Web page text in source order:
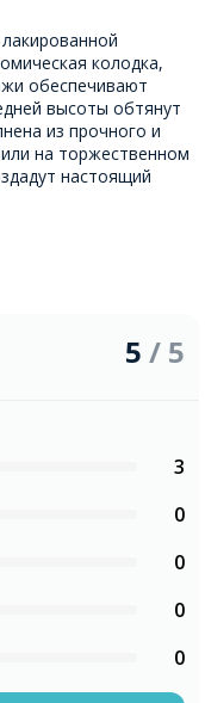
колодка,
обеспечивают
высоты обтянут
из прочного и
на торжественном
настоящий
5 / 5
3
0
0
0
0